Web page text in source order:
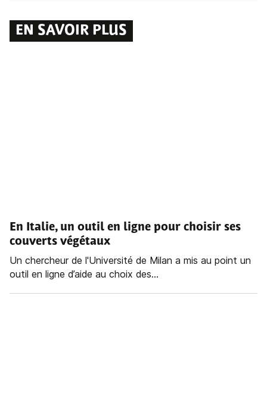
EN SAVOIR PLUS
En Italie, un outil en ligne pour choisir ses
couverts végétaux
Un chercheur de l'Université de Milan a mis au point un
outil en ligne d’aide au choix des...